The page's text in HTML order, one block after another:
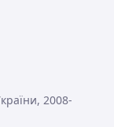
2008-